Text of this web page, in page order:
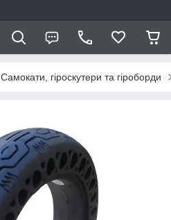
Самокати, гіроскутери та гіроборди